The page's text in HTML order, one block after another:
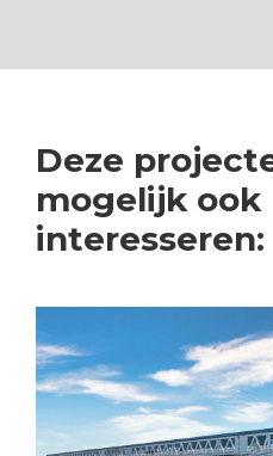
Deze
mogelijk ook
interesseren: